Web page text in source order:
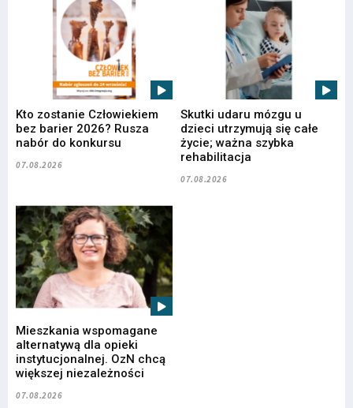
Kto zostanie Człowiekiem
bez barier 2026? Rusza
nabór do konkursu
07.08.2026
Skutki udaru mózgu u
dzieci utrzymują się całe
życie; ważna szybka
rehabilitacja
07.08.2026
Mieszkania wspomagane
alternatywą dla opieki
instytucjonalnej. OzN chcą
większej niezależności
07.08.2026